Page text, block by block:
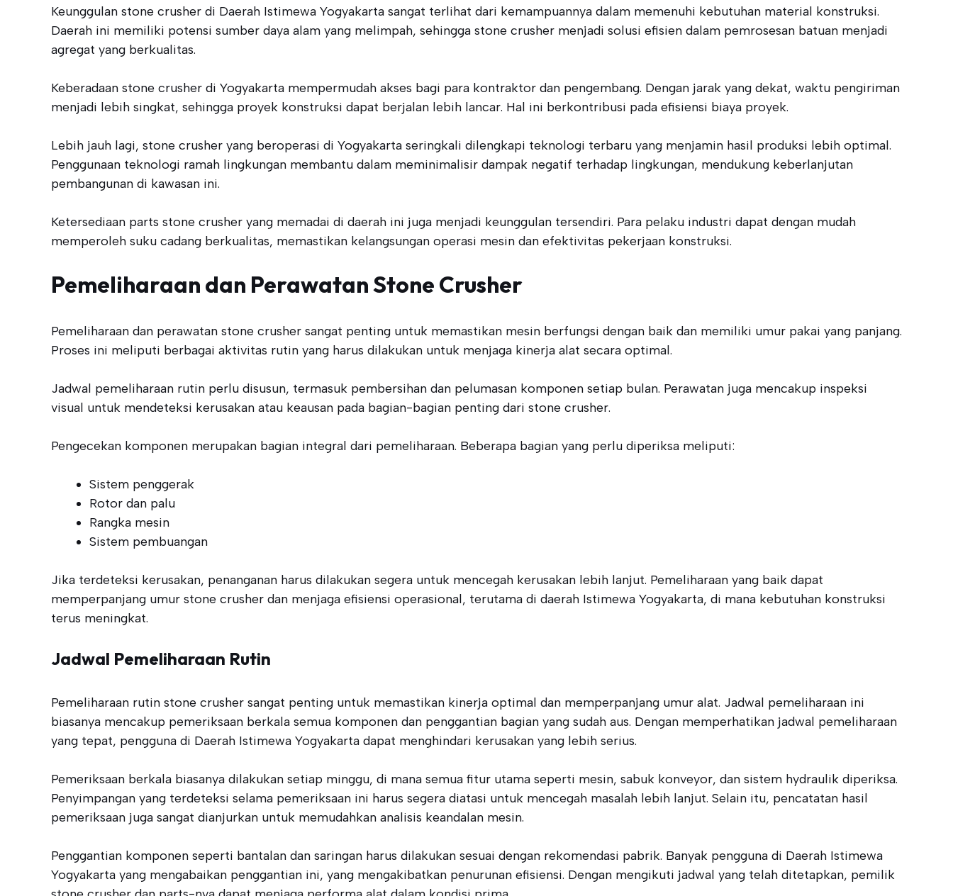
Keunggulan stone crusher di Daerah Istimewa Yogyakarta sangat terlihat dari kemampuannya dalam memenuhi kebutuhan material konstruksi.
Daerah ini memiliki potensi sumber daya alam yang melimpah, sehingga stone crusher menjadi solusi efisien dalam pemrosesan batuan menjadi
agregat yang berkualitas.
Keberadaan stone crusher di Yogyakarta mempermudah akses bagi para kontraktor dan pengembang. Dengan jarak yang dekat, waktu pengiriman
menjadi lebih singkat, sehingga proyek konstruksi dapat berjalan lebih lancar. Hal ini berkontribusi pada efisiensi biaya proyek.
Lebih jauh lagi, stone crusher yang beroperasi di Yogyakarta seringkali dilengkapi teknologi terbaru yang menjamin hasil produksi lebih optimal.
Penggunaan teknologi ramah lingkungan membantu dalam meminimalisir dampak negatif terhadap lingkungan, mendukung keberlanjutan
pembangunan di kawasan ini.
Ketersediaan parts stone crusher yang memadai di daerah ini juga menjadi keunggulan tersendiri. Para pelaku industri dapat dengan mudah
memperoleh suku cadang berkualitas, memastikan kelangsungan operasi mesin dan efektivitas pekerjaan konstruksi.
Pemeliharaan dan Perawatan Stone Crusher
Pemeliharaan dan perawatan stone crusher sangat penting untuk memastikan mesin berfungsi dengan baik dan memiliki umur pakai yang panjang.
Proses ini meliputi berbagai aktivitas rutin yang harus dilakukan untuk menjaga kinerja alat secara optimal.
Jadwal pemeliharaan rutin perlu disusun, termasuk pembersihan dan pelumasan komponen setiap bulan. Perawatan juga mencakup inspeksi
visual untuk mendeteksi kerusakan atau keausan pada bagian-bagian penting dari stone crusher.
Pengecekan komponen merupakan bagian integral dari pemeliharaan. Beberapa bagian yang perlu diperiksa meliputi:
Sistem penggerak
Rotor dan palu
Rangka mesin
Sistem pembuangan
Jika terdeteksi kerusakan, penanganan harus dilakukan segera untuk mencegah kerusakan lebih lanjut. Pemeliharaan yang baik dapat
memperpanjang umur stone crusher dan menjaga efisiensi operasional, terutama di daerah Istimewa Yogyakarta, di mana kebutuhan konstruksi
terus meningkat.
Jadwal Pemeliharaan Rutin
Pemeliharaan rutin stone crusher sangat penting untuk memastikan kinerja optimal dan memperpanjang umur alat. Jadwal pemeliharaan ini
biasanya mencakup pemeriksaan berkala semua komponen dan penggantian bagian yang sudah aus. Dengan memperhatikan jadwal pemeliharaan
yang tepat, pengguna di Daerah Istimewa Yogyakarta dapat menghindari kerusakan yang lebih serius.
Pemeriksaan berkala biasanya dilakukan setiap minggu, di mana semua fitur utama seperti mesin, sabuk konveyor, dan sistem hydraulik diperiksa.
Penyimpangan yang terdeteksi selama pemeriksaan ini harus segera diatasi untuk mencegah masalah lebih lanjut. Selain itu, pencatatan hasil
pemeriksaan juga sangat dianjurkan untuk memudahkan analisis keandalan mesin.
Penggantian komponen seperti bantalan dan saringan harus dilakukan sesuai dengan rekomendasi pabrik. Banyak pengguna di Daerah Istimewa
Yogyakarta yang mengabaikan penggantian ini, yang mengakibatkan penurunan efisiensi. Dengan mengikuti jadwal yang telah ditetapkan, pemilik